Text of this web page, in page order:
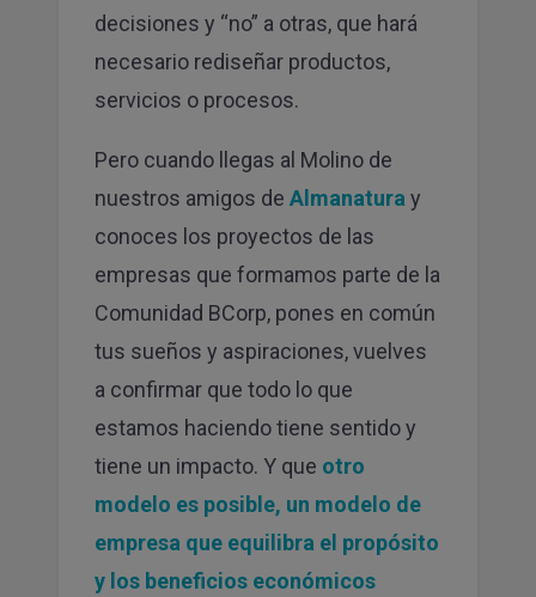
decisiones y “no” a otras, que hará
necesario rediseñar productos,
servicios o procesos.
Pero cuando llegas al Molino de
nuestros amigos de Almanatura y
conoces los proyectos de las
empresas que formamos parte de la
Comunidad BCorp, pones en común
tus sueños y aspiraciones, vuelves
a confirmar que todo lo que
estamos haciendo tiene sentido y
tiene un impacto. Y que otro
modelo es posible, un modelo de
empresa que equilibra el propósito
y los beneficios económicos